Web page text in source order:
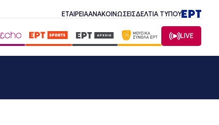
ΕΤΑΙΡΕΙΑΑΝΑΚΟΙΝΩΣΕΙΣΔΕΛΤΙΑ ΤΥΠΟΥ
LIVE